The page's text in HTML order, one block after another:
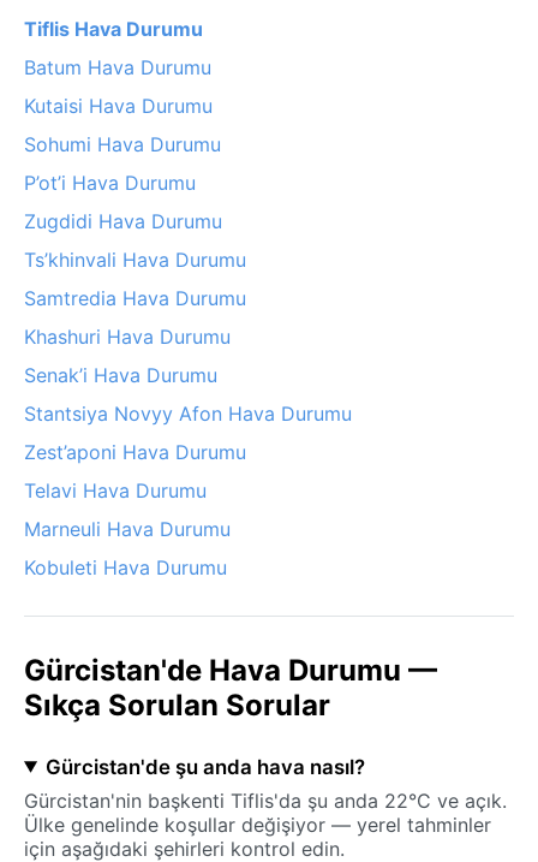
Tiflis Hava Durumu
Batum Hava Durumu
Kutaisi Hava Durumu
Sohumi Hava Durumu
P’ot’i Hava Durumu
Zugdidi Hava Durumu
Ts’khinvali Hava Durumu
Samtredia Hava Durumu
Khashuri Hava Durumu
Senak’i Hava Durumu
Stantsiya Novyy Afon Hava Durumu
Zest’aponi Hava Durumu
Telavi Hava Durumu
Marneuli Hava Durumu
Kobuleti Hava Durumu
Gürcistan'de Hava Durumu —
Sıkça Sorulan Sorular
Gürcistan'de şu anda hava nasıl?
Gürcistan'nin başkenti Tiflis'da şu anda 22°C ve açık.
Ülke genelinde koşullar değişiyor — yerel tahminler
için aşağıdaki şehirleri kontrol edin.